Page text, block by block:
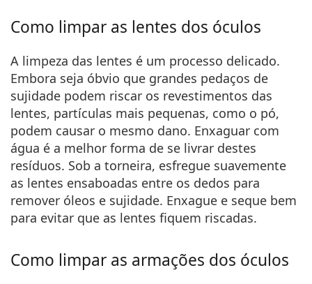
Como limpar as lentes dos óculos
A limpeza das lentes é um processo delicado.
Embora seja óbvio que grandes pedaços de
sujidade podem riscar os revestimentos das
lentes, partículas mais pequenas, como o pó,
podem causar o mesmo dano. Enxaguar com
água é a melhor forma de se livrar destes
resíduos. Sob a torneira, esfregue suavemente
as lentes ensaboadas entre os dedos para
remover óleos e sujidade. Enxague e seque bem
para evitar que as lentes fiquem riscadas.
Como limpar as armações dos óculos